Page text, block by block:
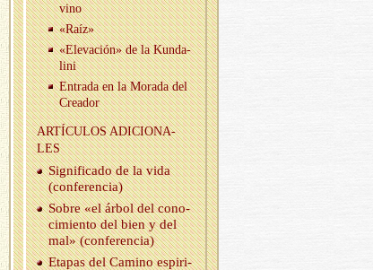
vino
«Raíz»
«Ele­va­ción» de la Kun­da­
li­ni
En­tra­da en la Mo­ra­da del
Crea­dor
AR­TÍCU­LOS ADI­CIO­NA­
LES
Sig­ni­fi­ca­do de la vida
(con­fe­ren­cia)
Sobre «el árbol del co­no­
ci­mien­to del bien y del
mal» (con­fe­ren­cia)
Eta­pas del Ca­mino es­pi­ri­